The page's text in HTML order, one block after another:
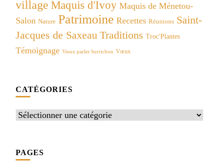
village Maquis d'Ivoy Maquis de Ménetou-
Salon Nature Patrimoine Recettes Réunions Saint-
Jacques de Saxeau Traditions Troc'Plantes
Témoignage Vieux parler berrichon Vœux
CATÉGORIES
Catégories
PAGES